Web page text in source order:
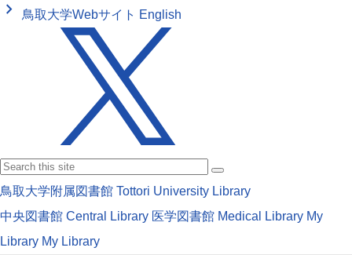
keyboard_arrow_right 鳥取大学Webサイト English
鳥取大学附属図書館 Tottori University Library
中央図書館 Central Library 医学図書館 Medical Library My
Library My Library